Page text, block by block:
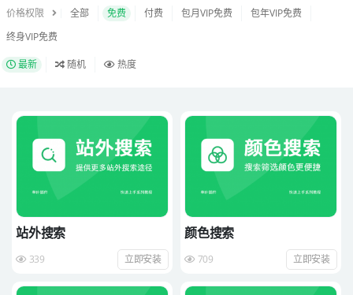
价格权限
全部 免费 付费 包月VIP免费
包年VIP免费
终身VIP免费
最新 随机 热度
站外搜索
339 立即安装
颜色搜索
709 立即安装